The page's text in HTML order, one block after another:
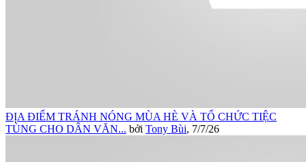
ĐỊA ĐIỂM TRÁNH NÓNG MÙA HÈ VÀ TỔ CHỨC TIỆC
TÙNG CHO DÂN VĂN... bởi Tony Bùi, 7/7/26